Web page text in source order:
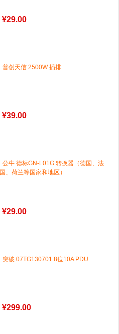
¥29.00
普创天信 2500W 插排
¥39.00
公牛 德标GN-L01G 转换器（德国、法
国、荷兰等国家和地区）
¥29.00
突破 07TG130701 8位10A PDU
¥299.00